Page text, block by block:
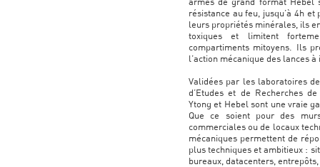
résistance au feu, jusqu’à 4h
leurs propriétés minérales, ils
toxiques et limitent
compartiments mitoyens. Ils
l’action mécanique des lances
Validées par les laboratoires
d’Etudes et de Recherches
Ytong et Hebel sont une vraie
Que ce soient pour des
commerciales ou de locaux
mécaniques permettent de
plus techniques et ambitieux :
bureaux, datacenters,